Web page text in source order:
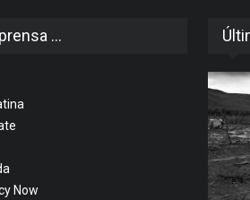
...
Now